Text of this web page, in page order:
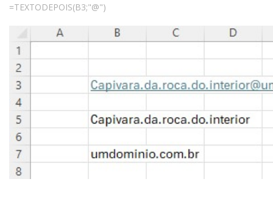
=TEXTODEPOIS(B3;"@")